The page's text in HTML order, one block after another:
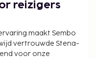
reizigers
maakt Sembo
vertrouwde Stena-
voor onze